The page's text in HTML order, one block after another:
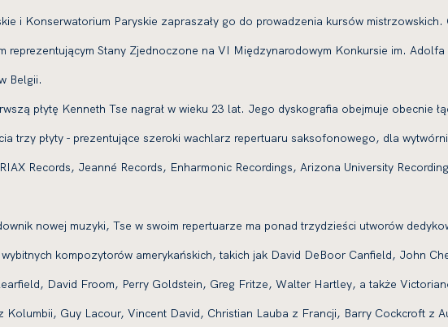
i Konserwatorium Paryskie zapraszały go do prowadzenia kursów mistrzowskich.
reprezentującym Stany Zjednoczone na VI Międzynarodowym Konkursie im. Adolfa
Belgii.
płytę Kenneth Tse nagrał w wieku 23 lat. Jego dyskografia obejmuje obecnie
trzy płyty - prezentujące szeroki wachlarz repertuaru saksofonowego, dla
Records, Jeanné Records, Enharmonic Recordings, Arizona University
nowej muzyki, Tse w swoim repertuarze ma ponad trzydzieści utworów
kompozytorów amerykańskich, takich jak David DeBoor Canfield, John
David Froom, Perry Goldstein, Greg Fritze, Walter Hartley, a także
Kolumbii, Guy Lacour, Vincent David, Christian Lauba z Francji, Barry Cockcroft z